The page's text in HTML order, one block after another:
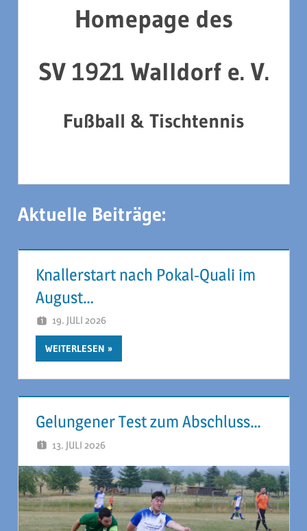
Homepage des
SV 1921 Walldorf e. V.
Fußball & Tischtennis
Aktuelle Beiträge:
Knallerstart nach Pokal-Quali im
August…
19. JULI 2026
WEITERLESEN
Gelungener Test zum Abschluss…
13. JULI 2026